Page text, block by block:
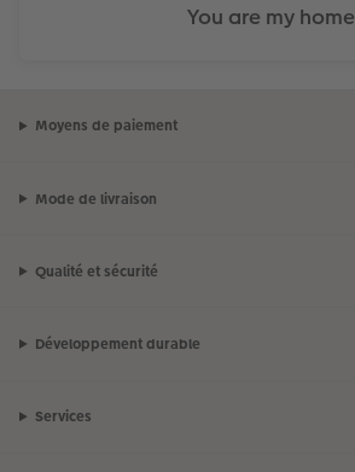
You are my home
Moyens de paiement
Mode de livraison
Qualité et sécurité
Développement durable
Services